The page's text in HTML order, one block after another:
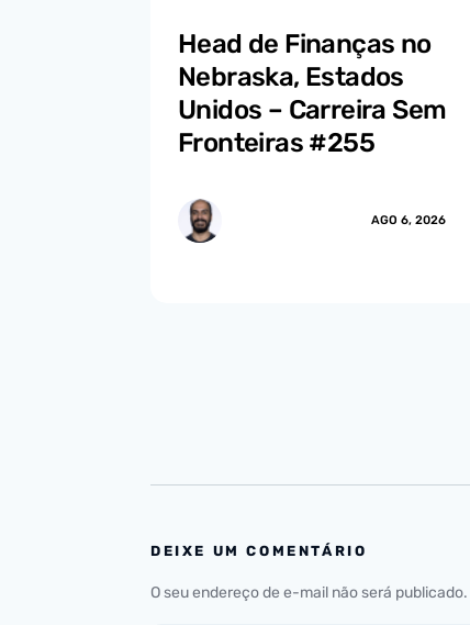
Head de Finanças no
Nebraska, Estados
Unidos – Carreira Sem
Fronteiras #255
AGO 6, 2026
DEIXE UM COMENTÁRIO
O seu endereço de e-mail não será publicado.